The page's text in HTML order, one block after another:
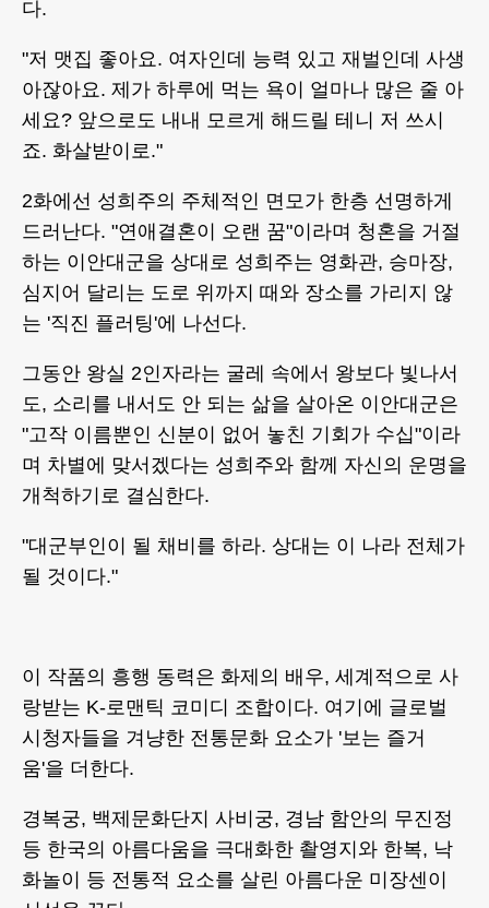
다.
"저 맷집 좋아요. 여자인데 능력 있고 재벌인데 사생
아잖아요. 제가 하루에 먹는 욕이 얼마나 많은 줄 아
세요? 앞으로도 내내 모르게 해드릴 테니 저 쓰시
죠. 화살받이로."
2화에선 성희주의 주체적인 면모가 한층 선명하게
드러난다. "연애결혼이 오랜 꿈"이라며 청혼을 거절
하는 이안대군을 상대로 성희주는 영화관, 승마장,
심지어 달리는 도로 위까지 때와 장소를 가리지 않
는 '직진 플러팅'에 나선다.
그동안 왕실 2인자라는 굴레 속에서 왕보다 빛나서
도, 소리를 내서도 안 되는 삶을 살아온 이안대군은
"고작 이름뿐인 신분이 없어 놓친 기회가 수십"이라
며 차별에 맞서겠다는 성희주와 함께 자신의 운명을
개척하기로 결심한다.
"대군부인이 될 채비를 하라. 상대는 이 나라 전체가
될 것이다."
이 작품의 흥행 동력은 화제의 배우, 세계적으로 사
랑받는 K-로맨틱 코미디 조합이다. 여기에 글로벌
시청자들을 겨냥한 전통문화 요소가 '보는 즐거
움'을 더한다.
경복궁, 백제문화단지 사비궁, 경남 함안의 무진정
등 한국의 아름다움을 극대화한 촬영지와 한복, 낙
화놀이 등 전통적 요소를 살린 아름다운 미장센이